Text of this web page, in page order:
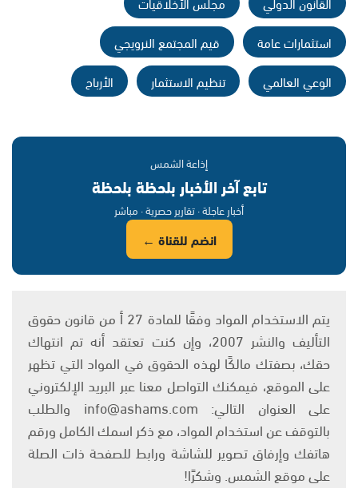
استثمارات عامة
قيم المجتمع النرويجي
الوعي العالمي
تنظيم الاستثمار الأرباح
إذاعة الشمس
تابع آخر الأخبار بلحظة بلحظة
أخبار عاجلة · تقارير حصرية · مباشر
انضم للقناة ←
يتم الاستخدام المواد وفقًا للمادة 27 أ من قانون حقوق
التأليف والنشر 2007، وإن كنت تعتقد أنه تم انتهاك
حقك، بصفتك مالكًا لهذه الحقوق في المواد التي تظهر
على الموقع، فيمكنك التواصل معنا عبر البريد الإلكتروني
على العنوان التالي: info@ashams.com والطلب
بالتوقف عن استخدام المواد، مع ذكر اسمك الكامل ورقم
هاتفك وإرفاق تصوير للشاشة ورابط للصفحة ذات الصلة
على موقع الشمس. وشكرًا!